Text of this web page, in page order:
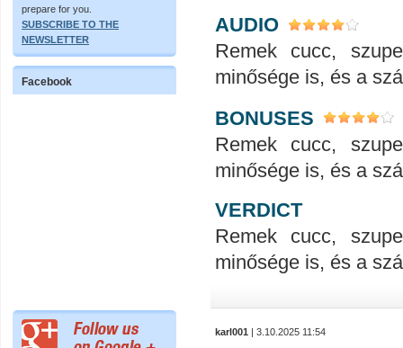
prepare for you.
SUBSCRIBE TO THE
NEWSLETTER
Facebook
AUDIO
Remek cucc,
minősége is, és a
BONUSES
Remek cucc,
minősége is, és a
VERDICT
Remek cucc,
minősége is, és a
karl001 | 3.10.2025 11:54